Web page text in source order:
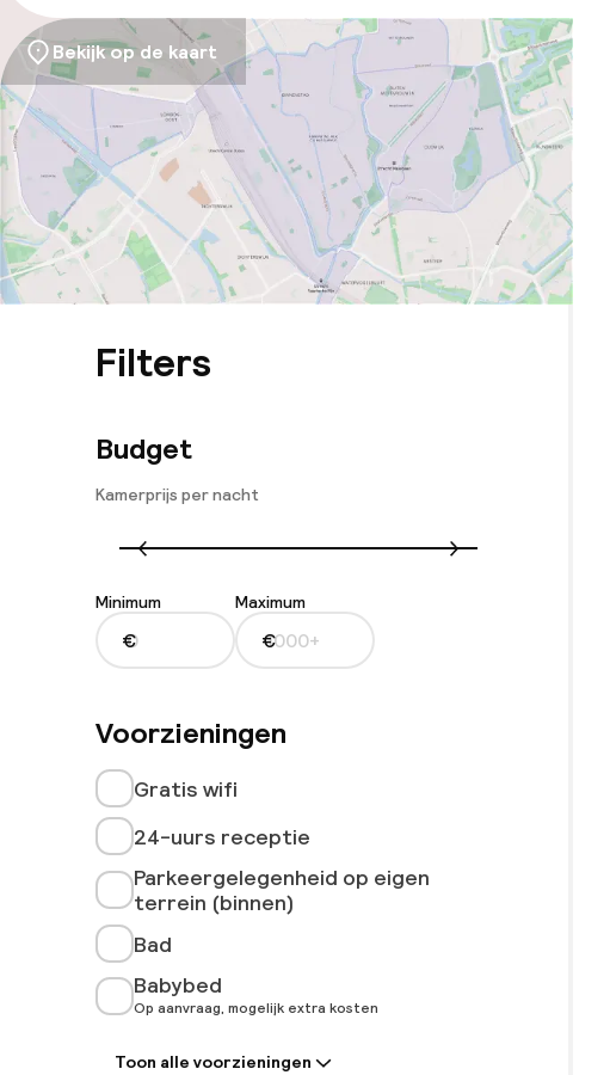
Bekijk op de kaart
Filters
Budget
Kamerprijs per nacht
Minimum
€
Maximum
€
Voorzieningen
Gratis wifi
24-uurs receptie
Parkeergelegenheid op eigen
terrein (binnen)
Bad
Babybed
Op aanvraag, mogelijk extra kosten
Toon alle voorzieningen